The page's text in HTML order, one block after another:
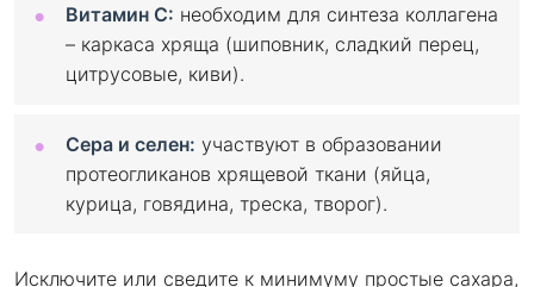
Витамин C: необходим для синтеза коллагена
– каркаса хряща (шиповник, сладкий перец,
цитрусовые, киви).
Сера и селен: участвуют в образовании
протеогликанов хрящевой ткани (яйца,
курица, говядина, треска, творог).
Исключите или сведите к минимуму простые сахара,